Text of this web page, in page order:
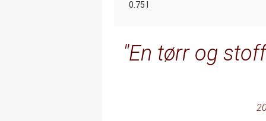
0.75 l
En tørr og